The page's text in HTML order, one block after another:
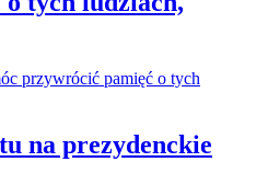
na prezydenckie